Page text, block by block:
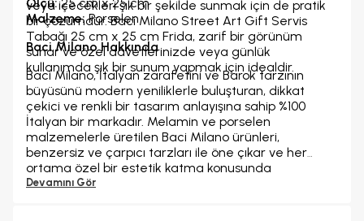
veya içecekleri şık bir şekilde sunmak için de pratik
bir çözümdür. Baci Milano Street Art Gift Servis
Tabağı 25 cm x 25 cm Frida, zarif bir görünüm
sunar ve özel davetlerinizde veya günlük
kullanımda şık bir sunum yapmak için idealdir.
Malzeme:Porselen
Baci Milano Hakkında
Baci Milano, İtalyan zarafetini ve Barok tarzının
büyüsünü modern yeniliklerle buluşturan, dikkat
çekici ve renkli bir tasarım anlayışına sahip %100
İtalyan bir markadır. Melamin ve porselen
malzemelerle üretilen Baci Milano ürünleri,
benzersiz ve çarpıcı tarzları ile öne çıkar ve her
ortama özel bir estetik katma konusunda
iddialıdır.Baci Milano zengin koleksiyonlarıyla,
Devamını Gör